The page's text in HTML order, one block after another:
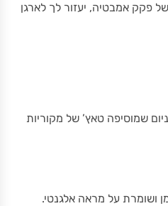
פקק אמבטיה, יעזור לך לארגן
שמוסיפה טאץ’ של מקוריות
ושומרת על מראה אלגנטי.